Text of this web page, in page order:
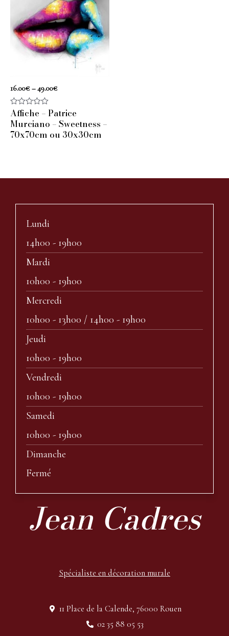
16.00€ –49.00€
Note
0
sur
5
Affiche – Patrice
Murciano – Sweetness –
70x70cm ou 30x30cm
Jean Cadres
Spécialiste en décoration murale
11 Place de la Calende, 76000 Rouen
02 35 88 05 53
Lundi
14h00 - 19h00
Mardi
10h00 - 19h00
Mercredi
10h00 - 13h00 / 14h00 - 19h00
Jeudi
10h00 - 19h00
Vendredi
10h00 - 19h00
Samedi
10h00 - 19h00
Dimanche
Fermé